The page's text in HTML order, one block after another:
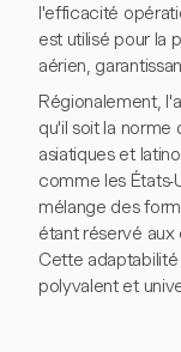
l'efficacité
est utilisé pour la
aérien,
Régionalement,
qu'il soit la norme
asiatiques et
comme les États-
mélange des
étant réservé
Cette
polyvalent et